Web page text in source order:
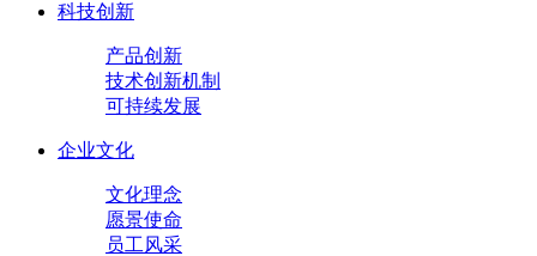
科技创新
产品创新
技术创新机制
可持续发展
企业文化
文化理念
愿景使命
员工风采